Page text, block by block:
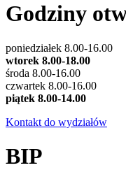
Godziny
poniedziałek 8.00-16.00
wtorek 8.00-18.00
środa 8.00-16.00
czwartek 8.00-16.00
piątek 8.00-14.00
Kontakt do wydziałów
BIP